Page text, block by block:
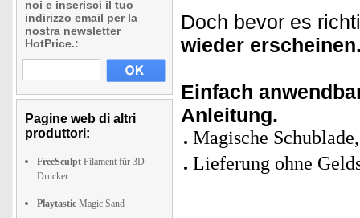
noi e inserisci il tuo
indirizzo email per la
nostra newsletter
HotPrice.:
Pagine web di altri
produttori:
FreeSculpt Filament für 3D
Drucker
Playtastic Magic Sand
Doch bevor es
wieder
Einfach
Anleitung.
Magische
Lieferung ohne